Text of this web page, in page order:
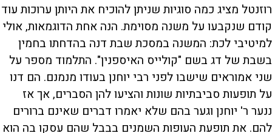
רוזנטל מציג כמה סוגיות שניתן להוכיח את היותן ערוכות עוד
קודם שנקבעו על משנה מסוימת. הנה אחת הדוגמאות, אולי
למיטיבי לכת: המשנה במסכת שבת דנה בהדחתו בחמין
בשבת של דג בשם "קולייס האיספנין". התלמוד מספר על
שני אמוראים שישבו לפני רבי יוחנן בעודו מנמנם. הם דנו
על תופעות סביבתיות שונות והציעו להן הסברים, אך אז
ננער ר' יוחנן וגער בהם שלא יאמרו דברים שאינם ברורים
להם. את תופעת העופות השמנים בבבל שהם עסקו בה הוא